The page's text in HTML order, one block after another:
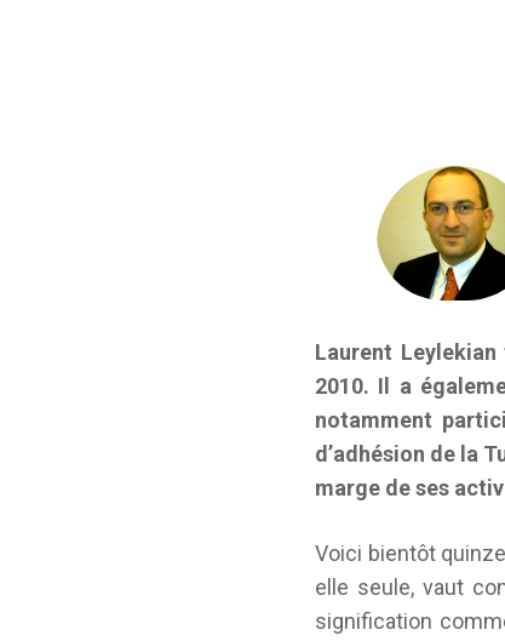
Laurent
2010. Il a
notamment
d’adhésion de la
marge de ses
Voici bientôt
elle seule, vaut
signification